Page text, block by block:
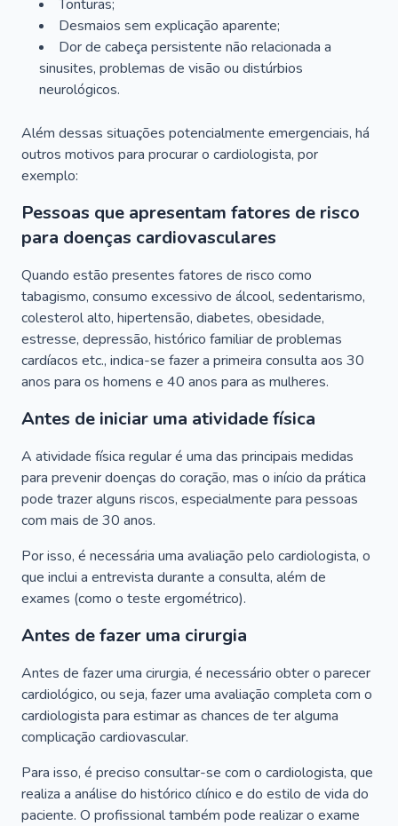
Tonturas;
Desmaios sem explicação aparente;
Dor de cabeça persistente não relacionada a
sinusites, problemas de visão ou distúrbios
neurológicos.
Além dessas situações potencialmente emergenciais, há
outros motivos para procurar o cardiologista, por
exemplo:
Pessoas que apresentam fatores de risco
para doenças cardiovasculares
Quando estão presentes fatores de risco como
tabagismo, consumo excessivo de álcool, sedentarismo,
colesterol alto, hipertensão, diabetes, obesidade,
estresse, depressão, histórico familiar de problemas
cardíacos etc., indica-se fazer a primeira consulta aos 30
anos para os homens e 40 anos para as mulheres.
Antes de iniciar uma atividade física
A atividade física regular é uma das principais medidas
para prevenir doenças do coração, mas o início da prática
pode trazer alguns riscos, especialmente para pessoas
com mais de 30 anos.
Por isso, é necessária uma avaliação pelo cardiologista, o
que inclui a entrevista durante a consulta, além de
exames (como o teste ergométrico).
Antes de fazer uma cirurgia
Antes de fazer uma cirurgia, é necessário obter o parecer
cardiológico, ou seja, fazer uma avaliação completa com o
cardiologista para estimar as chances de ter alguma
complicação cardiovascular.
Para isso, é preciso consultar-se com o cardiologista, que
realiza a análise do histórico clínico e do estilo de vida do
paciente. O profissional também pode realizar o exame